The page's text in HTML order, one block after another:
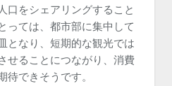
口をシェアリングすること
っては、都市部に集中して
となり、短期的な観光では
せることにつながり、消費
待できそうです。